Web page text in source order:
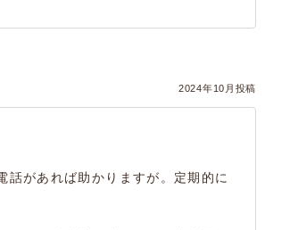
2024年10月投稿
話があれば助かりますが。定期的に